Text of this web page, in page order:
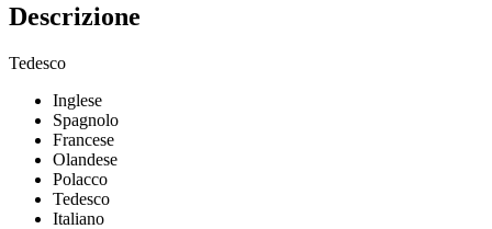
Descrizione
Tedesco
Inglese
Spagnolo
Francese
Olandese
Polacco
Tedesco
Italiano